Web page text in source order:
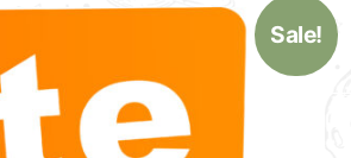
Sale!